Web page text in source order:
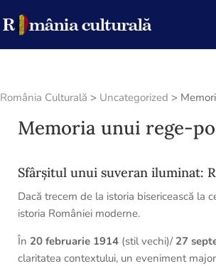
România Culturală > Uncategorized >
Memoria unui rege-
Sfârșitul unui suveran iluminat:
Dacă trecem de la istoria bisericească la
istoria României moderne.
În 20 februarie 1914 (stil vechi)/ 27
claritatea contextului, un eveniment